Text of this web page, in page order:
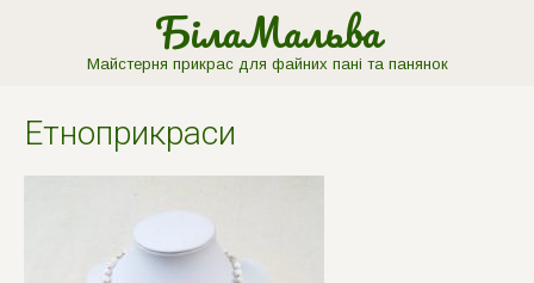
БілаМальва
Майстерня прикрас для файних пані та панянок
Етноприкраси